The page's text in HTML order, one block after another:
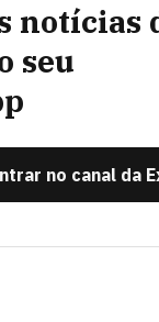
notícias
seu
no canal da